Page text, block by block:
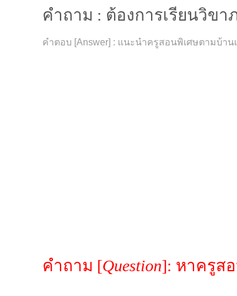
คำถาม : ต้องการเรียนวิข
คำตอบ [Answer] : แนะนำครูสอนพิเศษตามบ้า
คำถาม [Question]: หาครูส